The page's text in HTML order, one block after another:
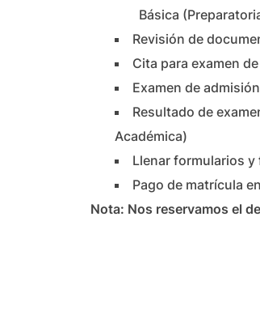
Básica
Revisión de
Cita para examen
Examen de admisión
Resultado de
Académica)
Llenar formularios
Pago de matrícula
Nota: Nos reservamos el